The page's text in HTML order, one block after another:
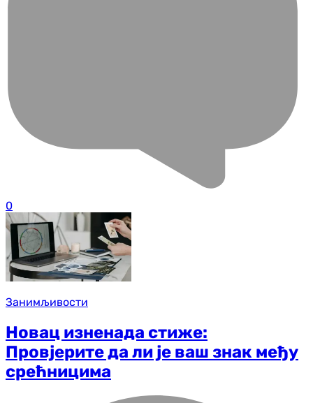
0
Занимљивости
Новац изненада стиже:
Провјерите да ли је ваш знак међу
срећницима